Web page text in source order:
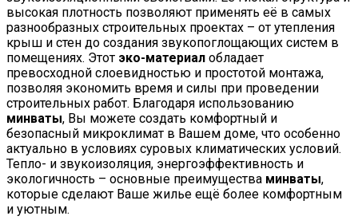
высокая плотность позволяют применять её в самых
разнообразных строительных проектах – от утепления
крыш и стен до создания звукопоглощающих систем в
помещениях. Этот эко-материал обладает
превосходной слоевидностью и простотой монтажа,
позволяя экономить время и силы при проведении
строительных работ. Благодаря использованию
минваты, Вы можете создать комфортный и
безопасный микроклимат в Вашем доме, что особенно
актуально в условиях суровых климатических условий.
Тепло- и звукоизоляция, энергоэффективность и
экологичность – основные преимущества минваты,
которые сделают Ваше жилье ещё более комфортным
и уютным.